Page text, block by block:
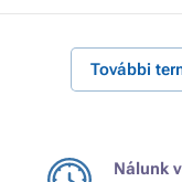
További
Nálunk